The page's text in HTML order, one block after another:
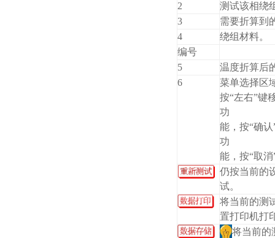
2
测试该相绕
3
需要折算到
4
绕组材料。
编号
5
温度折算后
6
菜单选择区
按“左右”键
功
能，按“确
功
能，按“取
仍按当前的
试。
将当前的测
置打印机打
将当前的